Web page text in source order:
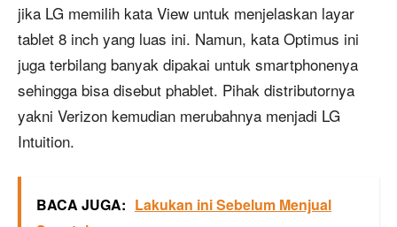
jika LG memilih kata View untuk menjelaskan layar
tablet 8 inch yang luas ini. Namun, kata Optimus ini
juga terbilang banyak dipakai untuk smartphonenya
sehingga bisa disebut phablet. Pihak distributornya
yakni Verizon kemudian merubahnya menjadi LG
Intuition.
BACA JUGA: Lakukan ini Sebelum Menjual